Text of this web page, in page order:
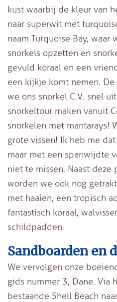
kust waarbij de kleur van
naar superwit met
naam Turquoise Bay, waar
snorkels opzetten en
gevuld koraal en een
een kijkje komt nemen.
we ons snorkel C.V. snel
snorkeltour maken vanuit
snorkelen met mantarays!
grote vissen! Ik heb me
maar met een spanwijdte
niet te missen. Naast deze
worden we ook nog
met haaien, een tropisch
fantastisch koraal,
schildpadden.
Sandboarden en
We vervolgen onze
gids nummer 3, Dane. Via
bestaande Shell Beach